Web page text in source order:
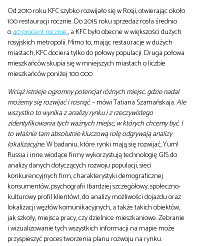
Od 2010 roku KFC szybko rozwijało się w Rosji, otwierając około
100 restauracji rocznie. Do 2015 roku sprzedaż rosła średnio
o40 procent rocznie, a KFC było obecne w większości dużych
rosyjskich metropolii. Mimo to, mając restauracje w dużych
miastach, KFC dociera tylko do połowy populacji. Druga połowa
mieszkańców skupia się w mniejszych miastach o liczbie
mieszkańców poniżej 100 000.
Wciąż istnieje ogromny potencjał różnych miejsc, gdzie nadal
możemy się rozwijać i rosnąć. – mówi Tatiana Szamańskaja.Ale
wszystko to wynika z analizy rynku i z rzeczywistego
zidentyfikowania tych ważnych miejsc, w których chcemy być.I
to właśnie tam absolutnie kluczową rolę odgrywają analizy
lokalizacyjne. W badaniu, które rynki mają się rozwijać, Yum!
Russia i inne wiodące firmy wykorzystują technologię GIS do
analizy danych dotyczących rozwoju populacji, sieci
konkurencyjnych firm, charakterystyki demograficznej
konsumentów, psychografii (bardziej szczegółowy, społeczno-
kulturowy profil klientów), do analizy możliwości dojazdu oraz
lokalizacji węzłów komunikacyjnych, a także takich obiektów,
jak szkoły, miejsca pracy, czy dzielnice mieszkaniowe. Zebranie
i wizualizowanie tych wszystkich informacji na mapie może
przyspieszyć proces tworzenia planu rozwoju na rynku.